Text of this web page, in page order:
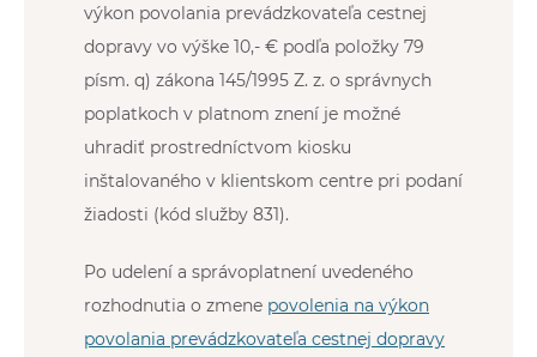
výkon povolania prevádzkovateľa cestnej
dopravy vo výške 10,- € podľa položky 79
písm. q) zákona 145/1995 Z. z. o správnych
poplatkoch v platnom znení je možné
uhradiť prostredníctvom kiosku
inštalovaného v klientskom centre pri podaní
žiadosti (kód služby 831).
Po udelení a správoplatnení uvedeného
rozhodnutia o zmene povolenia na výkon
povolania prevádzkovateľa cestnej dopravy